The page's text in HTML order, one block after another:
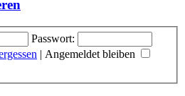
Passwort:
| Angemeldet bleiben